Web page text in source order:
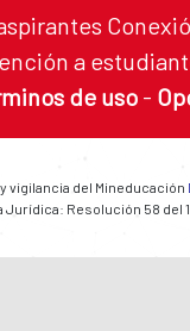
a
de uso -
vigilancia del Mineducación
Jurídica: Resolución 58 del